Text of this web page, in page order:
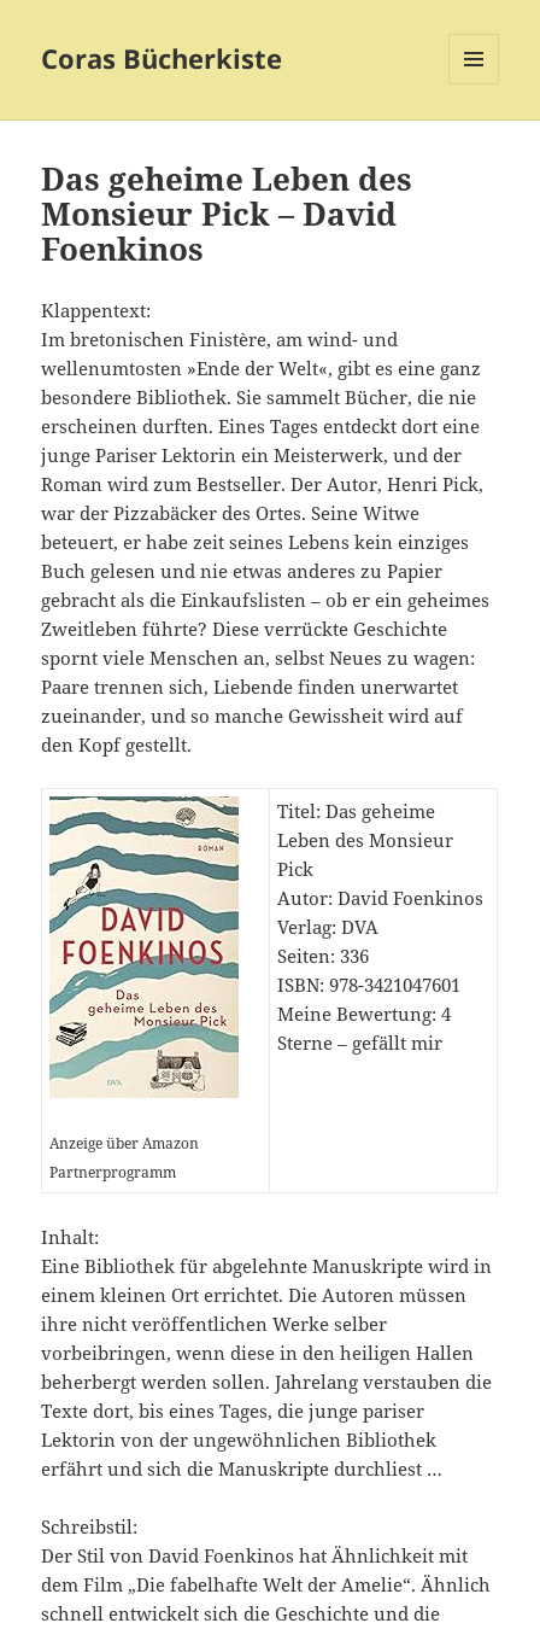
Coras Bücherkiste
Das geheime Leben des
Monsieur Pick – David
Foenkinos
Klappentext:
Im bretonischen Finistère, am wind- und
wellenumtosten »Ende der Welt«, gibt es eine ganz
besondere Bibliothek. Sie sammelt Bücher, die nie
erscheinen durften. Eines Tages entdeckt dort eine
junge Pariser Lektorin ein Meisterwerk, und der
Roman wird zum Bestseller. Der Autor, Henri Pick,
war der Pizzabäcker des Ortes. Seine Witwe
beteuert, er habe zeit seines Lebens kein einziges
Buch gelesen und nie etwas anderes zu Papier
gebracht als die Einkaufslisten – ob er ein geheimes
Zweitleben führte? Diese verrückte Geschichte
spornt viele Menschen an, selbst Neues zu wagen:
Paare trennen sich, Liebende finden unerwartet
zueinander, und so manche Gewissheit wird auf
den Kopf gestellt.
Anzeige über Amazon
Partnerprogramm
Titel: Das geheime
Leben des Monsieur
Pick
Autor: David Foenkinos
Verlag: DVA
Seiten: 336
ISBN: 978-3421047601
Meine Bewertung: 4
Sterne – gefällt mir
Inhalt:
Eine Bibliothek für abgelehnte Manuskripte wird in
einem kleinen Ort errichtet. Die Autoren müssen
ihre nicht veröffentlichen Werke selber
vorbeibringen, wenn diese in den heiligen Hallen
beherbergt werden sollen. Jahrelang verstauben die
Texte dort, bis eines Tages, die junge pariser
Lektorin von der ungewöhnlichen Bibliothek
erfährt und sich die Manuskripte durchliest …
Schreibstil:
Der Stil von David Foenkinos hat Ähnlichkeit mit
dem Film „Die fabelhafte Welt der Amelie“. Ähnlich
schnell entwickelt sich die Geschichte und die